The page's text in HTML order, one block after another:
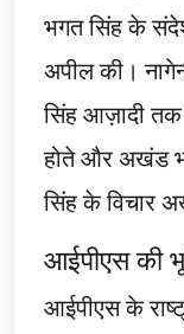
भगत सिंह के
अपील की।
सिंह आज़ादी
होते और अखंड
सिंह के विचार
आईपीएस की
आईपीएस के